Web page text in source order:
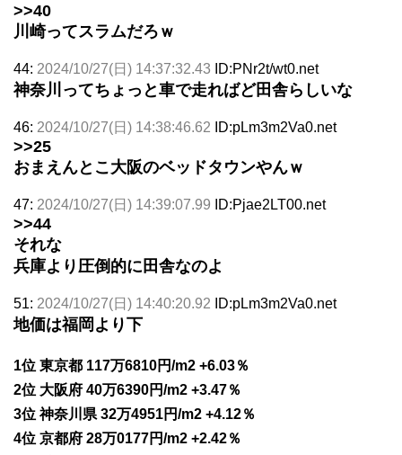
>>40
川崎ってスラムだろｗ
44: 2024/10/27(日) 14:37:32.43 ID:PNr2t/wt0.net
神奈川ってちょっと車で走ればど田舎らしいな
46: 2024/10/27(日) 14:38:46.62 ID:pLm3m2Va0.net
>>25
おまえんとこ大阪のベッドタウンやんｗ
47: 2024/10/27(日) 14:39:07.99 ID:Pjae2LT00.net
>>44
それな
兵庫より圧倒的に田舎なのよ
51: 2024/10/27(日) 14:40:20.92 ID:pLm3m2Va0.net
地価は福岡より下
1位 東京都 117万6810円/m2 +6.03％
2位 大阪府 40万6390円/m2 +3.47％
3位 神奈川県 32万4951円/m2 +4.12％
4位 京都府 28万0177円/m2 +2.42％